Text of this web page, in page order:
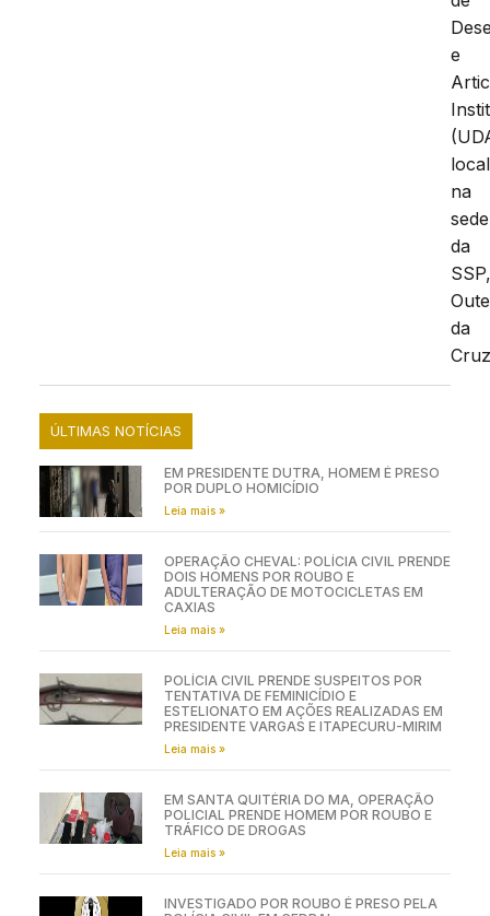
e
na
sede
da
da
ÚLTIMAS NOTÍCIAS
EM PRESIDENTE DUTRA, HOMEM É PRESO
POR DUPLO HOMICÍDIO
Leia mais »
OPERAÇÃO CHEVAL: POLÍCIA CIVIL PRENDE
DOIS HOMENS POR ROUBO E
ADULTERAÇÃO DE MOTOCICLETAS EM
CAXIAS
Leia mais »
POLÍCIA CIVIL PRENDE SUSPEITOS POR
TENTATIVA DE FEMINICÍDIO E
ESTELIONATO EM AÇÕES REALIZADAS EM
PRESIDENTE VARGAS E ITAPECURU-MIRIM
Leia mais »
EM SANTA QUITÉRIA DO MA, OPERAÇÃO
POLICIAL PRENDE HOMEM POR ROUBO E
TRÁFICO DE DROGAS
Leia mais »
INVESTIGADO POR ROUBO É PRESO PELA